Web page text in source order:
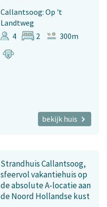
Callantsoog: Op 't
Landtweg
4
2 300m
bekijk huis
Strandhuis Callantsoog,
sfeervol vakantiehuis op
de absolute A-locatie aan
de Noord Hollandse kust